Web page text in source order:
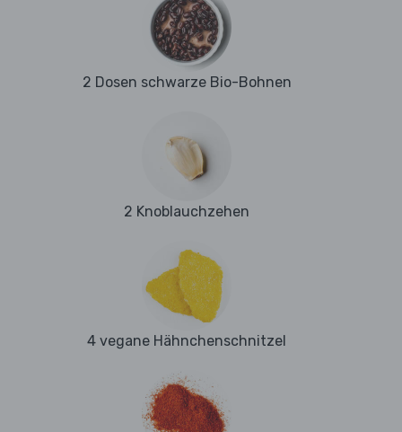
2 Dosen schwarze Bio-Bohnen
2 Knoblauchzehen
4 vegane Hähnchenschnitzel